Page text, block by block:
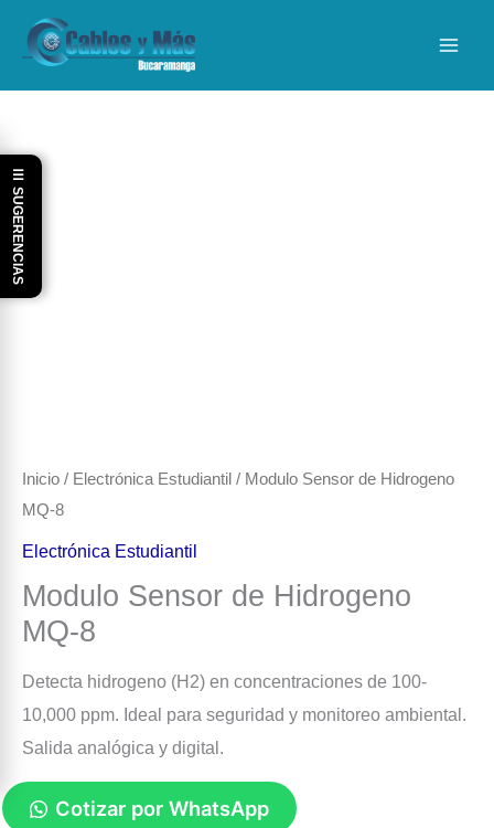
Inicio / Electrónica Estudiantil / Modulo Sensor de Hidrogeno
MQ-8
Electrónica Estudiantil
Modulo Sensor de Hidrogeno
MQ-8
Detecta hidrogeno (H2) en concentraciones de 100-
10,000 ppm. Ideal para seguridad y monitoreo ambiental.
Salida analógica y digital.
Cotizar por WhatsApp
☰ SUGERENCIAS